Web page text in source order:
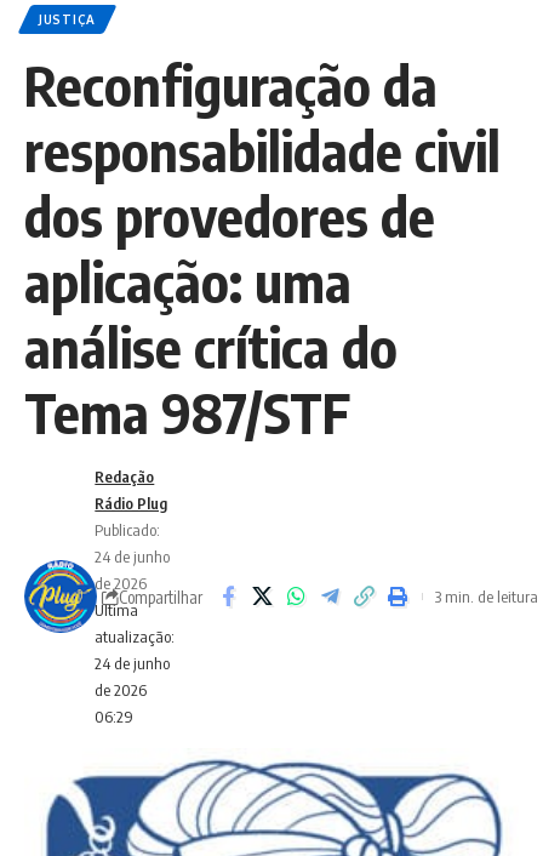
JUSTIÇA
Reconfiguração da
responsabilidade civil
dos provedores de
aplicação: uma
análise crítica do
Tema 987/STF
Ultima
atualização:
24 de junho
de 2026
06:29
Redação
Rádio Plug
Publicado:
24 de junho
de 2026
Compartilhar 3 min. de leitura